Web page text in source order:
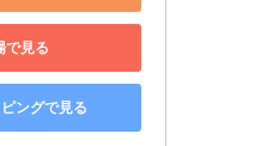
で見る
ングで見る